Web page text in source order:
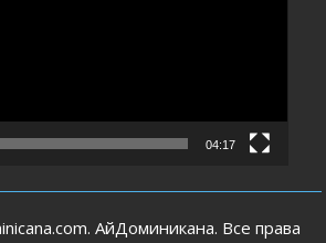
04:17
АйДоминикана. Все права